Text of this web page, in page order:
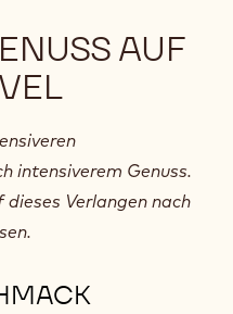
AUF
intensiverem Genuss.
Verlangen nach